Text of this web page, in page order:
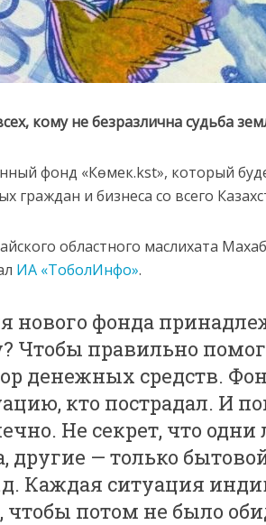
кому не безразлична судьба
фонд «Көмек.kst», который
и бизнеса со всего
областного маслихата
ИА «ТоболИнфо».
нового фонда
Чтобы правильно
денежных средств.
кто пострадал. И
Не секрет, что
другие — только
Каждая ситуация
потом не было